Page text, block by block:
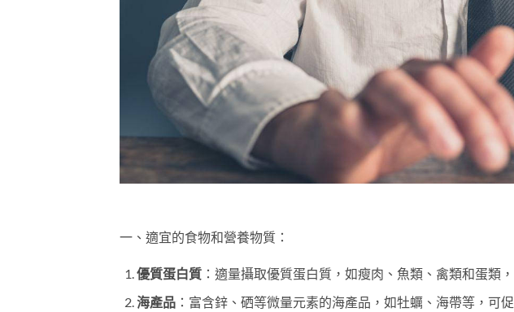
一、適宜的食物和營養物質：
優質蛋白質：適量攝取優質蛋白質，如瘦肉、魚類、禽類和蛋類
海產品：富含鋅、硒等微量元素的海產品，如牡蠣、海帶等，可